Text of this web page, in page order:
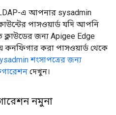
এ আপনার sysadmin
পাসওয়ার্ড যদি আপনি
ক্লাউডের জন্য Apigee Edge
কনফিগার করা পাসওয়ার্ড থেকে
শংসাপত্রের জন্য
দেখুন।
নমুনা